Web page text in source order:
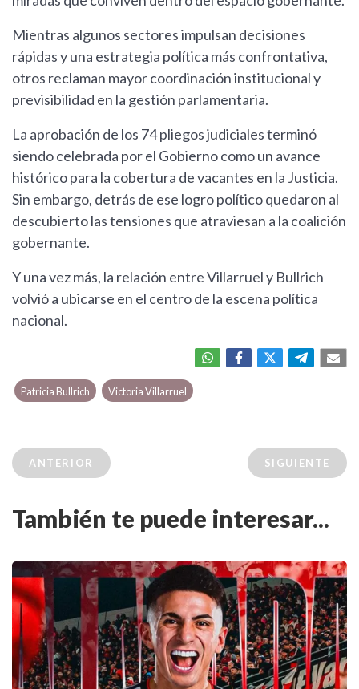
Mientras algunos sectores impulsan decisiones
rápidas y una estrategia política más confrontativa,
otros reclaman mayor coordinación institucional y
previsibilidad en la gestión parlamentaria.
La aprobación de los 74 pliegos judiciales terminó
siendo celebrada por el Gobierno como un avance
histórico para la cobertura de vacantes en la Justicia.
Sin embargo, detrás de ese logro político quedaron al
descubierto las tensiones que atraviesan a la coalición
gobernante.
Y una vez más, la relación entre Villarruel y Bullrich
volvió a ubicarse en el centro de la escena política
nacional.
Patricia Bullrich Victoria Villarruel
ANTERIOR SIGUIENTE
También te puede interesar...